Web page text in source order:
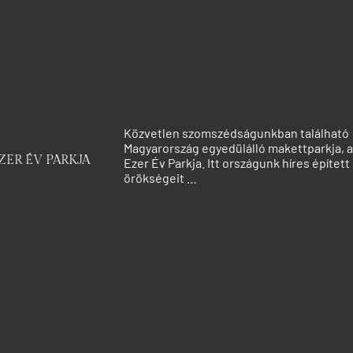
ÉV PARKJA
Közvetlen szomszédságunkban található
Magyarország egyedülálló makettparkja,
Ezer Év Parkja. Itt országunk híres épített
örökségeit …